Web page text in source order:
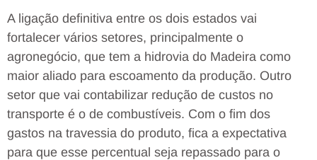
A ligação definitiva entre os dois estados vai
fortalecer vários setores, principalmente o
agronegócio, que tem a hidrovia do Madeira como
maior aliado para escoamento da produção. Outro
setor que vai contabilizar redução de custos no
transporte é o de combustíveis. Com o fim dos
gastos na travessia do produto, fica a expectativa
para que esse percentual seja repassado para o